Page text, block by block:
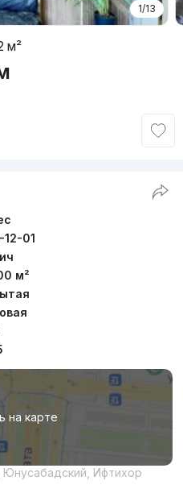
1/13
м²
01
м²
на карте
Ифтихор